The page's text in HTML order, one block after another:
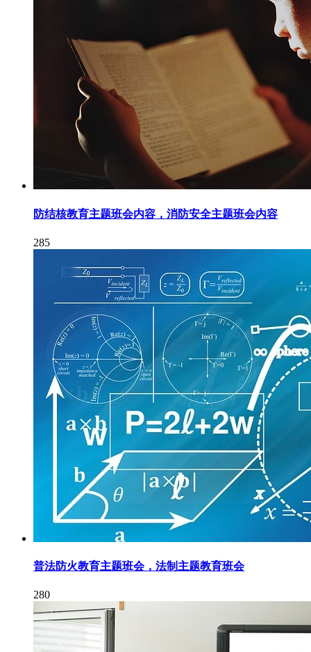
防结核教育主题班会内容，消防安全主题班会内容
285
普法防火教育主题班会，法制主题教育班会
280